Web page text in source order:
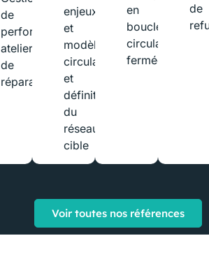
de
performance
ateliers
de
réparation
enjeux
et
modèles
circulaire
et
définition
du
réseau
cible​
en
boucle
circulaire
fermée
de
Voir toutes nos références